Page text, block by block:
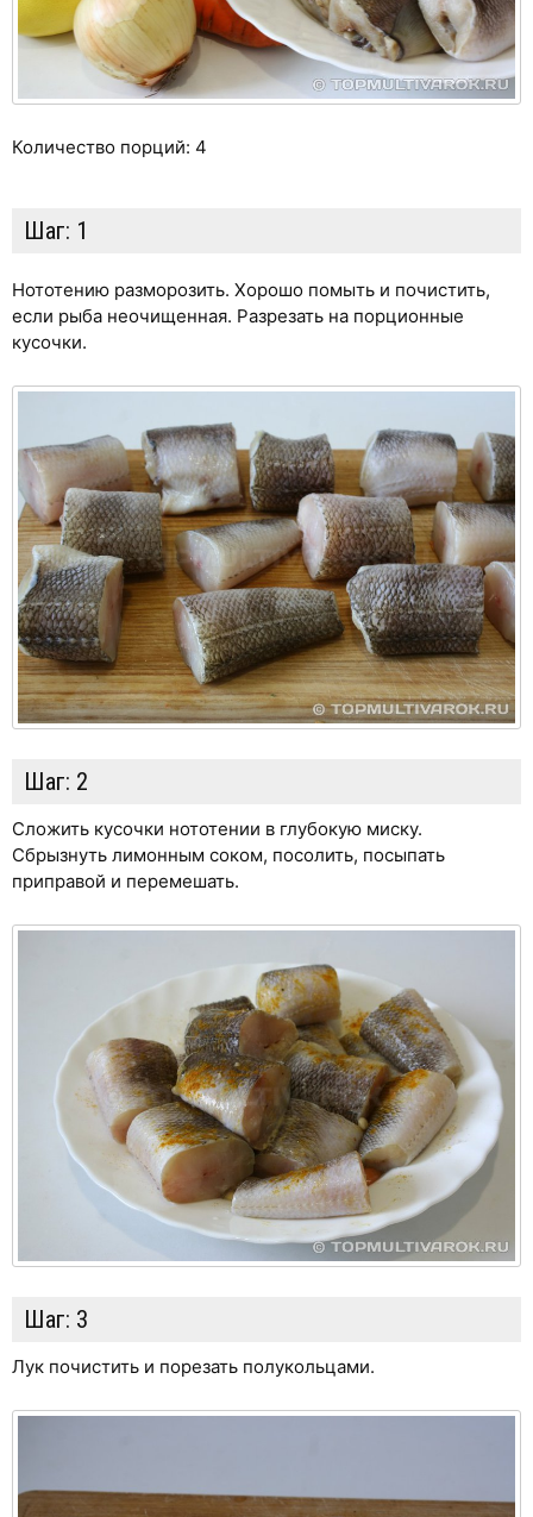
Количество порций: 4
Шаг: 1
Нототению разморозить. Хорошо помыть и почистить,
если рыба неочищенная. Разрезать на порционные
кусочки.
Шаг: 2
Сложить кусочки нототении в глубокую миску.
Сбрызнуть лимонным соком, посолить, посыпать
приправой и перемешать.
Шаг: 3
Лук почистить и порезать полукольцами.